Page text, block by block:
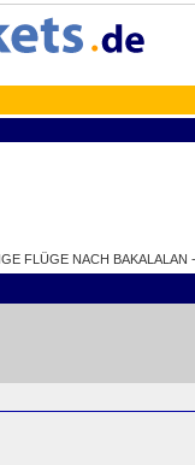
FLÜGE NACH BAKALALAN